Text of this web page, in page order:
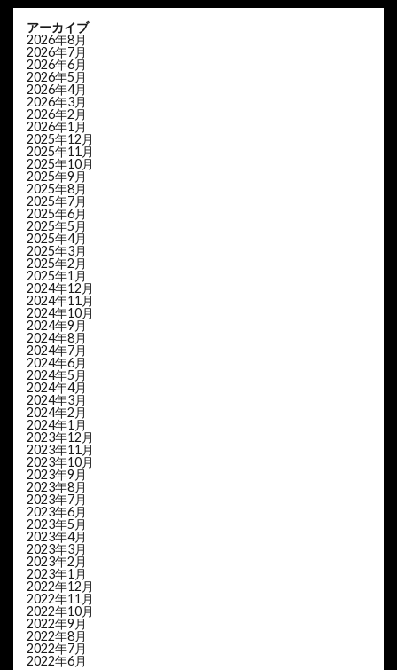
アーカイブ
2026年8月
2026年7月
2026年6月
2026年5月
2026年4月
2026年3月
2026年2月
2026年1月
2025年12月
2025年11月
2025年10月
2025年9月
2025年8月
2025年7月
2025年6月
2025年5月
2025年4月
2025年3月
2025年2月
2025年1月
2024年12月
2024年11月
2024年10月
2024年9月
2024年8月
2024年7月
2024年6月
2024年5月
2024年4月
2024年3月
2024年2月
2024年1月
2023年12月
2023年11月
2023年10月
2023年9月
2023年8月
2023年7月
2023年6月
2023年5月
2023年4月
2023年3月
2023年2月
2023年1月
2022年12月
2022年11月
2022年10月
2022年9月
2022年8月
2022年7月
2022年6月